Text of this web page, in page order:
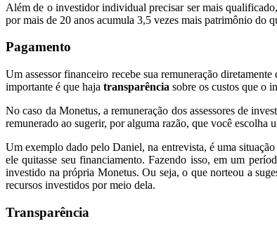
Além de o investidor individual precisar ser mais
por mais de 20 anos acumula 3,5 vezes mais patrimônio do
Pagamento
Um assessor financeiro recebe sua remuneração
importante é que haja transparência sobre os custos que o
No caso da Monetus, a remuneração dos assessores de
remunerado ao sugerir, por alguma razão, que você escolha
Um exemplo dado pelo Daniel, na entrevista, é uma
ele quitasse seu financiamento. Fazendo isso, em um
investido na própria Monetus. Ou seja, o que norteou a
recursos investidos por meio dela.
Transparência